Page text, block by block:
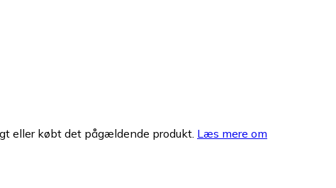
eller købt det pågældende produkt. Læs mere om